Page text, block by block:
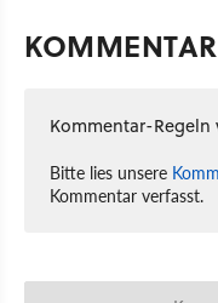
Kommentar-Regeln
Bitte lies unsere
Kommentar verfasst.